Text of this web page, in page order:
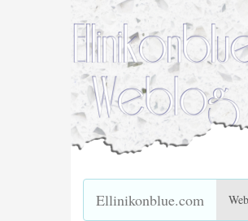
Ellinikonblue.com